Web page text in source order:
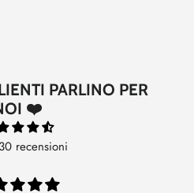
PARLINO PER
❤️
recensioni